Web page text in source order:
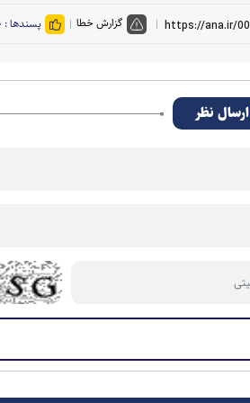
گزارش خطا پسندها :
ارسال نظر